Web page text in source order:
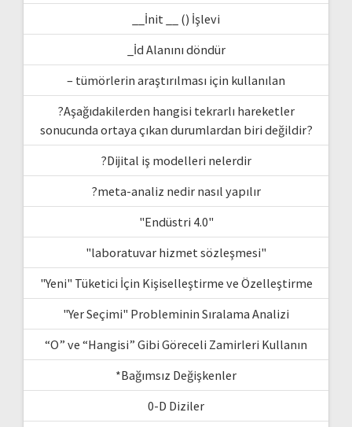
__İnit __ () İşlevi
_İd Alanını döndür
– tümörlerin araştırılması için kullanılan
?Aşağıdakilerden hangisi tekrarlı hareketler
sonucunda ortaya çıkan durumlardan biri değildir?
?Dijital iş modelleri nelerdir
?meta-analiz nedir nasıl yapılır
"Endüstri 4.0"
"laboratuvar hizmet sözleşmesi"
"Yeni" Tüketici İçin Kişiselleştirme ve Özelleştirme
"Yer Seçimi" Probleminin Sıralama Analizi
“O” ve “Hangisi” Gibi Göreceli Zamirleri Kullanın
*Bağımsız Değişkenler
0-D Diziler